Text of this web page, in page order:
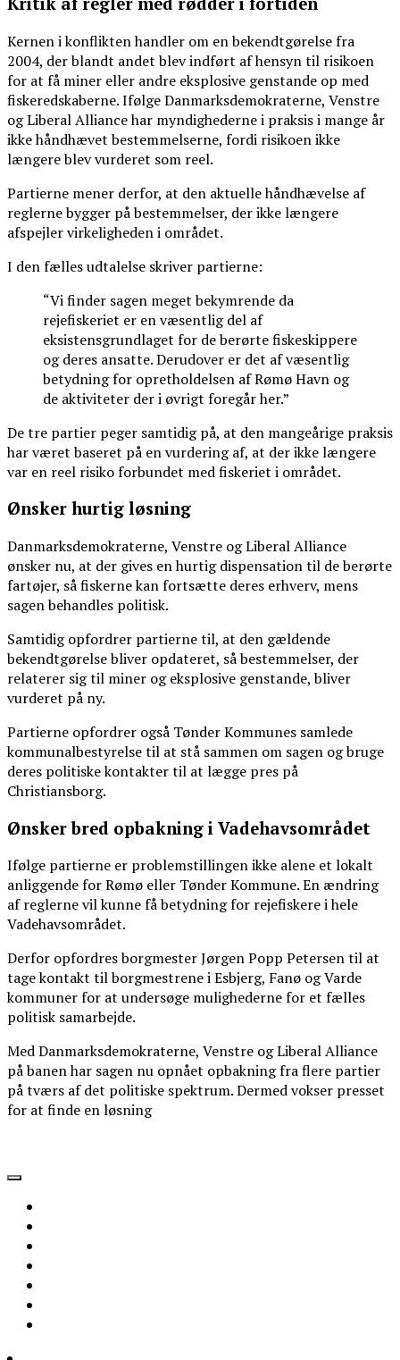
Kernen i konflikten handler om en bekendtgørelse fra
2004, der blandt andet blev indført af hensyn til risikoen
for at få miner eller andre eksplosive genstande op med
fiskeredskaberne. Ifølge Danmarksdemokraterne, Venstre
og Liberal Alliance har myndighederne i praksis i mange år
ikke håndhævet bestemmelserne, fordi risikoen ikke
længere blev vurderet som reel.
Partierne mener derfor, at den aktuelle håndhævelse af
reglerne bygger på bestemmelser, der ikke længere
afspejler virkeligheden i området.
I den fælles udtalelse skriver partierne:
“Vi finder sagen meget bekymrende da
rejefiskeriet er en væsentlig del af
eksistensgrundlaget for de berørte fiskeskippere
og deres ansatte. Derudover er det af væsentlig
betydning for opretholdelsen af Rømø Havn og
de aktiviteter der i øvrigt foregår her.”
De tre partier peger samtidig på, at den mangeårige praksis
har været baseret på en vurdering af, at der ikke længere
var en reel risiko forbundet med fiskeriet i området.
Ønsker hurtig løsning
Danmarksdemokraterne, Venstre og Liberal Alliance
ønsker nu, at der gives en hurtig dispensation til de berørte
fartøjer, så fiskerne kan fortsætte deres erhverv, mens
sagen behandles politisk.
Samtidig opfordrer partierne til, at den gældende
bekendtgørelse bliver opdateret, så bestemmelser, der
relaterer sig til miner og eksplosive genstande, bliver
vurderet på ny.
Partierne opfordrer også Tønder Kommunes samlede
kommunalbestyrelse til at stå sammen om sagen og bruge
deres politiske kontakter til at lægge pres på
Christiansborg.
Ønsker bred opbakning i Vadehavsområdet
Ifølge partierne er problemstillingen ikke alene et lokalt
anliggende for Rømø eller Tønder Kommune. En ændring
af reglerne vil kunne få betydning for rejefiskere i hele
Vadehavsområdet.
Derfor opfordres borgmester Jørgen Popp Petersen til at
tage kontakt til borgmestrene i Esbjerg, Fanø og Varde
kommuner for at undersøge mulighederne for et fælles
politisk samarbejde.
Med Danmarksdemokraterne, Venstre og Liberal Alliance
på banen har sagen nu opnået opbakning fra flere partier
på tværs af det politiske spektrum. Dermed vokser presset
for at finde en løsning